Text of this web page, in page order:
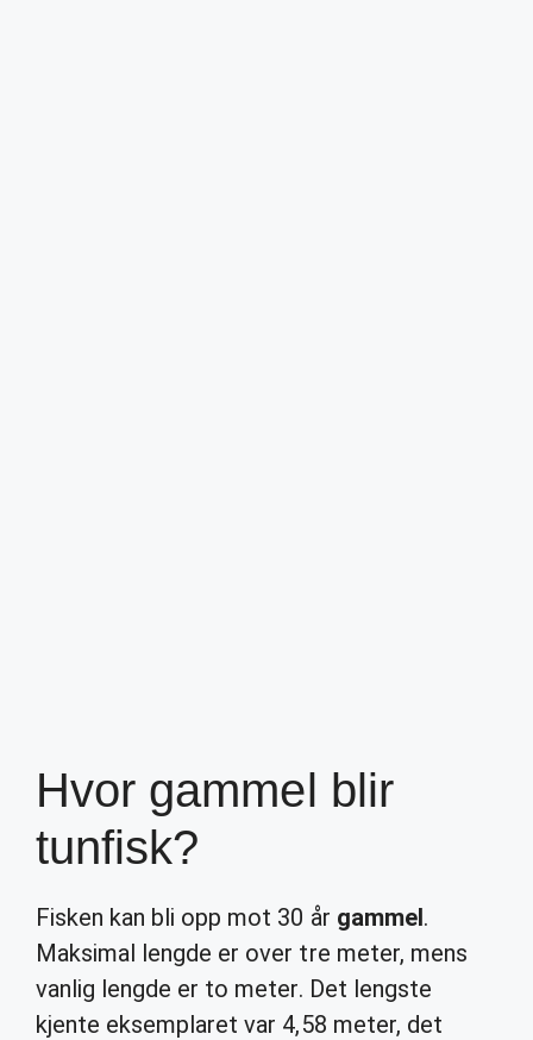
Hvor gammel blir
tunfisk?
Fisken kan bli opp mot 30 år gammel.
Maksimal lengde er over tre meter, mens
vanlig lengde er to meter. Det lengste
kjente eksemplaret var 4,58 meter, det